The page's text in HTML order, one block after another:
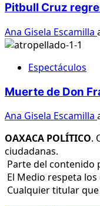
Pitbull Cruz
Ana Gisela Escamilla
Espectáculos
Muerte de Don
Ana Gisela Escamilla
OAXACA POLÍTICO.
ciudadanas.
Parte del contenido
El Medio respeta
Cualquier titular